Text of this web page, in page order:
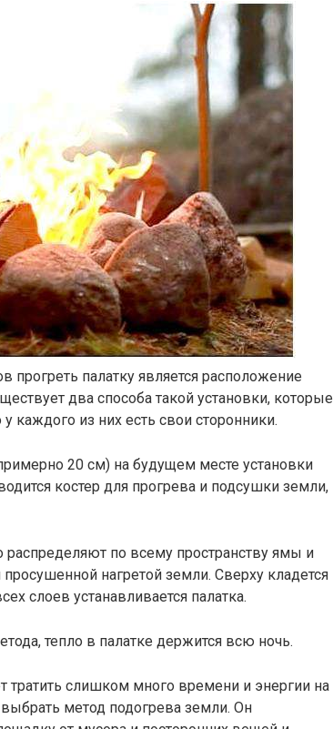
палатку является расположение
два способа такой установки, которые
каждого из них есть свои сторонники.
20 см) на будущем месте установки
костер для прогрева и подсушки земли,
распределяют по всему пространству ямы и
нагретой земли. Сверху кладется
слоев устанавливается палатка.
тепло в палатке держится всю ночь.
тратить слишком много времени и энергии на
метод подогрева земли. Он